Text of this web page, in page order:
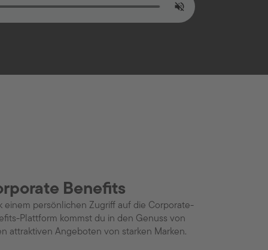
Benefits
einem persönlichen Zugriff auf die Corporate-
Plattform kommst du in den Genuss von
attraktiven Angeboten von starken Marken.